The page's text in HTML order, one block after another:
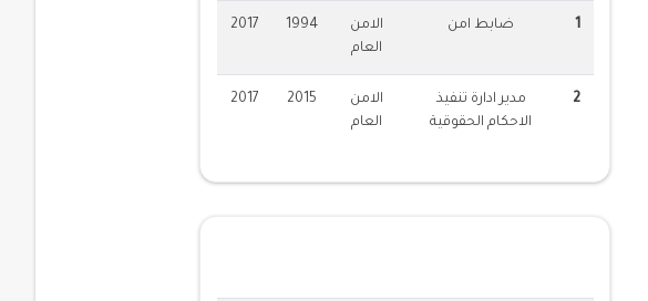
1 ضابط امن
الامن
العام
1994
2017
2
مدير ادارة تنفيذ
الاحكام الحقوقية
الامن
العام
2015
2017